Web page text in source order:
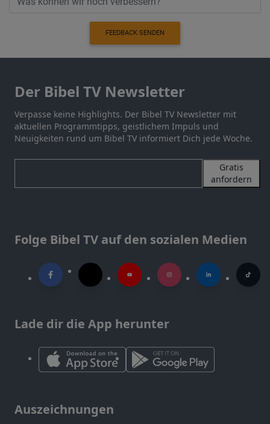
FEEDBACK SENDEN
Der Bibel TV Newsletter
Verpasse keine Highlights. Der Bibel TV Newsletter mit
aktuellen Programmtipps, geistlichem Impuls und
Neuigkeiten rund um Bibel TV informiert Dich jede Woche.
Gratis
anfordern
Folge Bibel TV auf den sozialen Medien
Lade dir die App herunter
Auszeichnungen